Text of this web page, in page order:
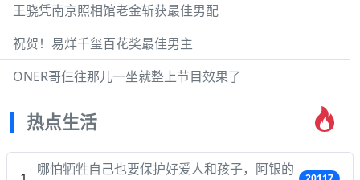
王骁凭南京照相馆老金斩获最佳男配
祝贺！易烊千玺百花奖最佳男主
ONER哥仨往那儿一坐就整上节目效果了
热点生活
哪怕牺牲自己也要保护好爱人和孩子，阿银的